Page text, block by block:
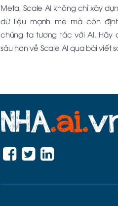
Meta, Scale AI không chỉ xây
dữ liệu mạnh mẽ mà còn
chúng ta tương tác với AI. Hãy
sâu hơn về Scale AI qua bài viết